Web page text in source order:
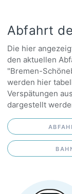
Abfahrt
Die hier
den aktuellen
"Bremen-
werden hier
Verspätungen
dargestellt